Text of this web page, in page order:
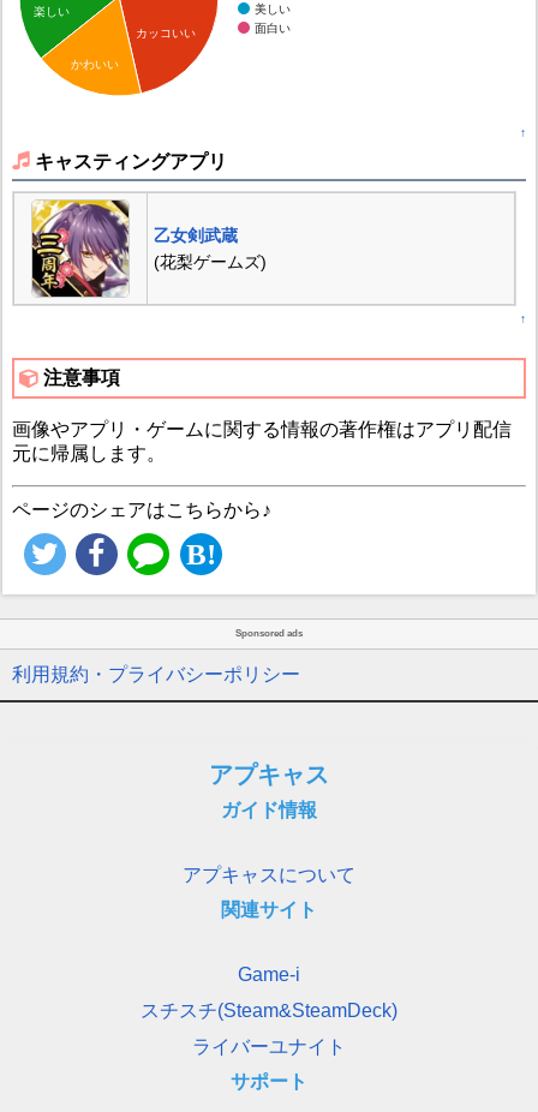
美しい
面白い
カッコいい
楽しい
かわいい
↑
キャスティングアプリ
乙女剣武蔵
(花梨ゲームズ)
↑
注意事項
画像やアプリ・ゲームに関する情報の著作権はアプリ配信
元に帰属します。
ページのシェアはこちらから♪
Sponsored ads
利用規約・プライバシーポリシー
アプキャス
ガイド情報
アプキャスについて
関連サイト
Game-i
スチスチ(Steam&SteamDeck)
ライバーユナイト
サポート